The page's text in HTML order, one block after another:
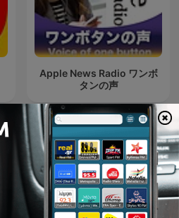
Apple News Radio ワンボ
タンの声